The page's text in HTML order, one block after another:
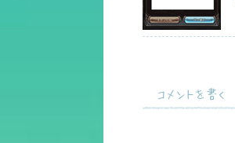
コメントを書く